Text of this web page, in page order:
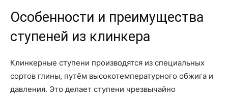
Особенности и преимущества
ступеней из клинкера
Клинкерные ступени производятся из специальных
сортов глины, путём высокотемпературного обжига и
давления. Это делает ступени чрезвычайно